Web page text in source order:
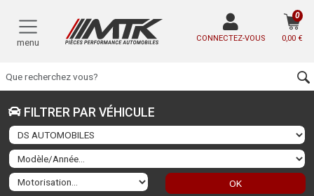
menu CONNECTEZ-VOUS 0,00 €
0
FILTRER PAR VÉHICULE
OK